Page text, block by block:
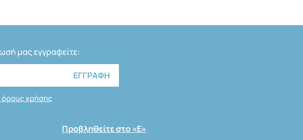
μας εγγραφείτε:
όρους χρήσης
Προβληθείτε στο «Ε»